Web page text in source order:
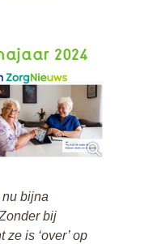
2024
bijna
bij
is ‘over’ op